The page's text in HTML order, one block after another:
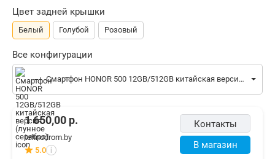
Цвет задней крышки
Белый Голубой Розовый
Все конфигурации
Смартфон HONOR 500 12GB/512GB китайская версия (лунное серебро)
Контакты
В магазин
1 650,00 р.
tehnodrom.by
5.0 i